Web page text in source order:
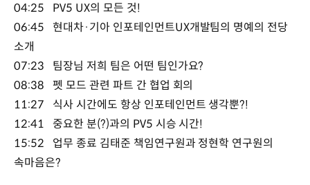
04:25 PV5 UX의 모든 것!
06:45 현대차·기아 인포테인먼트UX개발팀의 명예의 전당
소개
07:23 팀장님 저희 팀은 어떤 팀인가요?
08:38 펫 모드 관련 파트 간 협업 회의
11:27 식사 시간에도 항상 인포테인먼트 생각뿐?!
12:41 중요한 분(?)과의 PV5 시승 시간!
15:52 업무 종료 김태준 책임연구원과 정현학 연구원의
속마음은?